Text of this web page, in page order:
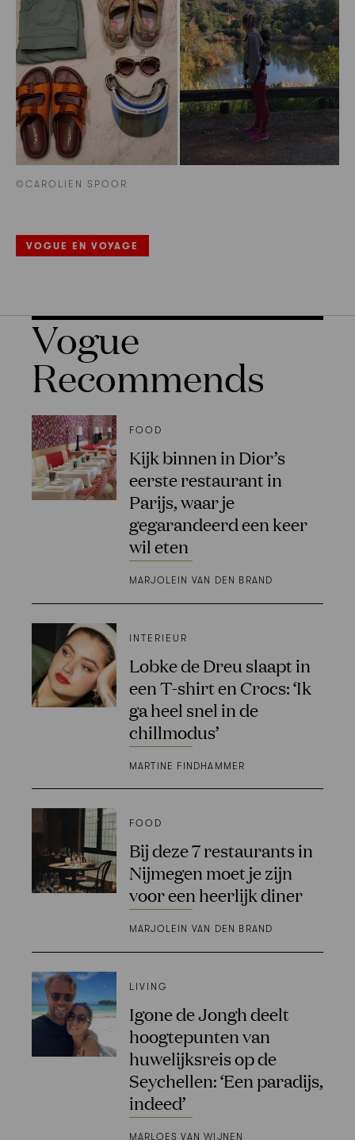
©CAROLIEN SPOOR
VOGUE EN VOYAGE
Vogue
Recommends
FOOD
Kijk binnen in Dior’s
eerste restaurant in
Parijs, waar je
gegarandeerd een keer
wil eten
MARJOLEIN VAN DEN BRAND
INTERIEUR
Lobke de Dreu slaapt in
een T-shirt en Crocs: ‘Ik
ga heel snel in de
chillmodus’
MARTINE FINDHAMMER
FOOD
Bij deze 7 restaurants in
Nijmegen moet je zijn
voor een heerlijk diner
MARJOLEIN VAN DEN BRAND
LIVING
Igone de Jongh deelt
hoogtepunten van
huwelijksreis op de
Seychellen: ‘Een paradijs,
indeed’
MARLOES VAN WIJNEN